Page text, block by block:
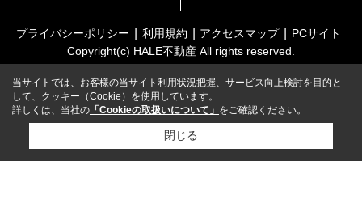
プライバシーポリシー 利用規約 アクセスマップ
PCサイト
Copyright(c) HALE不動産 All rights reserved.
当サイトでは、お客様の当サイト利用状況把握、サービス向上検討を目的と
して、クッキー（Cookie）を使用しています。
詳しくは、当社の 「Cookieの取扱いについて」 をご確認ください。
閉じる